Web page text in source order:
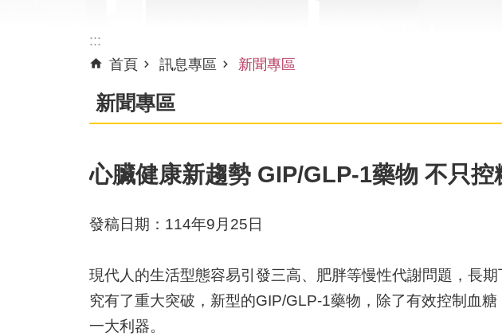
:::
首頁
訊息專區 新聞專區
新聞專區
心臟健康新趨勢 GIP/GLP-1藥物 不只
發稿日期：114年9月25日
現代人的生活型態容易引發三高、肥胖等慢性代謝問題，長
究有了重大突破，新型的GIP/GLP-1藥物，除了有效控制血
一大利器。